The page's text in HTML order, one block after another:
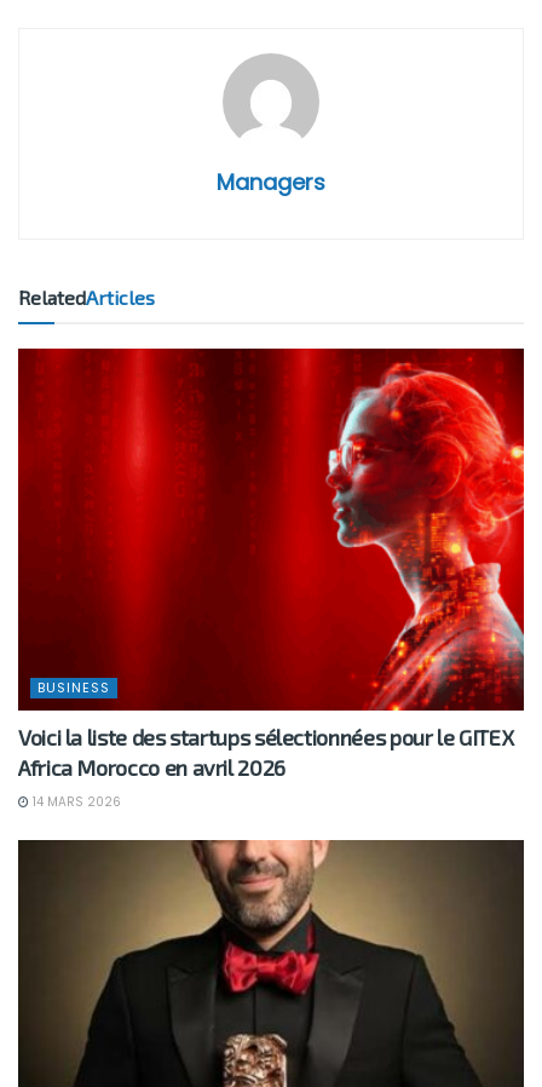
Managers
RelatedArticles
BUSINESS
Voici la liste des startups sélectionnées pour le GITEX
Africa Morocco en avril 2026
14 MARS 2026